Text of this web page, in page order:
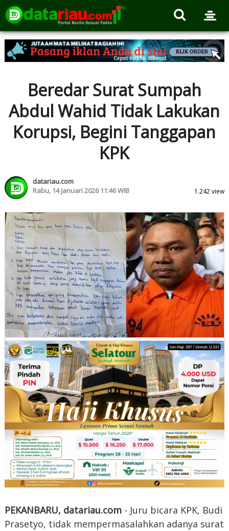
Beredar Surat Sumpah
Abdul Wahid Tidak Lakukan
Korupsi, Begini Tanggapan
KPK
datariau.com
Rabu, 14 Januari 2026 11:46 WIB
1.242 view
PEKANBARU, datariau.com - Juru bicara KPK, Budi
Prasetyo, tidak mempermasalahkan adanya surat